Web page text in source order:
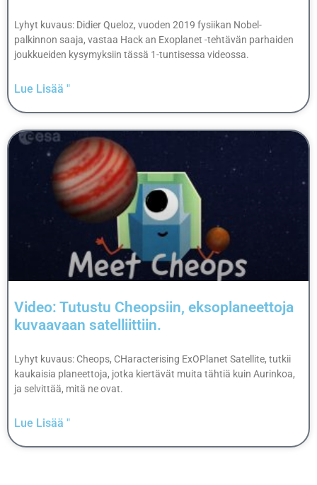
Lyhyt kuvaus: Didier Queloz, vuoden 2019 fysiikan Nobel-
palkinnon saaja, vastaa Hack an Exoplanet -tehtävän parhaiden
joukkueiden kysymyksiin tässä 1-tuntisessa videossa.
Lue Lisää "
Video: Tutustu Cheopsiin, eksoplaneettoja
kuvaavaan satelliittiin.
Lyhyt kuvaus: Cheops, CHaracterising ExOPlanet Satellite, tutkii
kaukaisia planeettoja, jotka kiertävät muita tähtiä kuin Aurinkoa,
ja selvittää, mitä ne ovat.
Lue Lisää "